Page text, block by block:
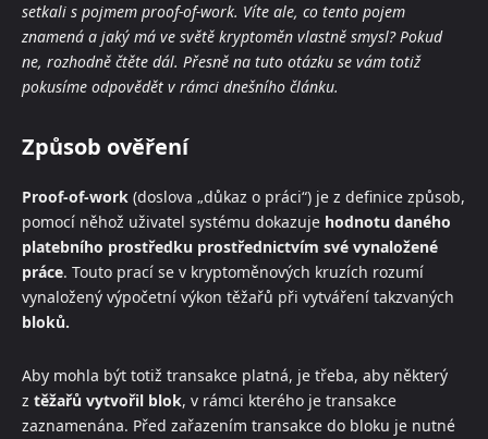
setkali s pojmem proof-of-work. Víte ale, co tento pojem
znamená a jaký má ve světě kryptoměn vlastně smysl? Pokud
ne, rozhodně čtěte dál. Přesně na tuto otázku se vám totiž
pokusíme odpovědět v rámci dnešního článku.
Způsob ověření
Proof-of-work (doslova „důkaz o práci“) je z definice způsob,
pomocí něhož uživatel systému dokazuje hodnotu daného
platebního prostředku prostřednictvím své vynaložené
práce. Touto prací se v kryptoměnových kruzích rozumí
vynaložený výpočetní výkon těžařů při vytváření takzvaných
bloků.
Aby mohla být totiž transakce platná, je třeba, aby některý
z těžařů vytvořil blok, v rámci kterého je transakce
zaznamenána. Před zařazením transakce do bloku je nutné